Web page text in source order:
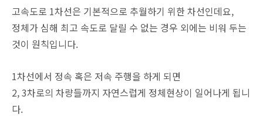
고속도로 1차선은 기본적으로 추월하기 위한 차선인데요,
정체가 심해 최고 속도로 달릴 수 없는 경우 외에는 비워 두는
것이 원칙입니다.
1차선에서 정속 혹은 저속 주행을 하게 되면
2, 3차로의 차량들까지 자연스럽게 정체현상이 일어나게 됩니
다.